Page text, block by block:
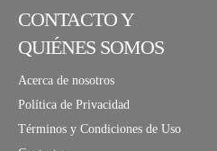
CONTACTO Y
QUIÉNES SOMOS
Acerca de nosotros
Política de Privacidad
Términos y Condiciones de Uso